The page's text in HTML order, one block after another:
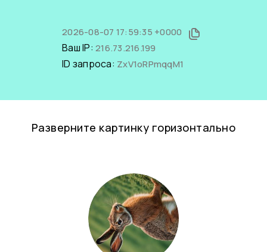
2026-08-07 17:59:35 +0000
Ваш IP: 216.73.216.199
ID запроса: ZxV1oRPmqqM1
Разверните картинку горизонтально